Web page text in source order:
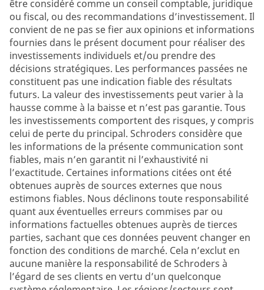
être considéré comme un conseil comptable, juridique
ou fiscal, ou des recommandations d’investissement. Il
convient de ne pas se fier aux opinions et informations
fournies dans le présent document pour réaliser des
investissements individuels et/ou prendre des
décisions stratégiques. Les performances passées ne
constituent pas une indication fiable des résultats
futurs. La valeur des investissements peut varier à la
hausse comme à la baisse et n’est pas garantie. Tous
les investissements comportent des risques, y compris
celui de perte du principal. Schroders considère que
les informations de la présente communication sont
fiables, mais n’en garantit ni l’exhaustivité ni
l’exactitude. Certaines informations citées ont été
obtenues auprès de sources externes que nous
estimons fiables. Nous déclinons toute responsabilité
quant aux éventuelles erreurs commises par ou
informations factuelles obtenues auprès de tierces
parties, sachant que ces données peuvent changer en
fonction des conditions de marché. Cela n’exclut en
aucune manière la responsabilité de Schroders à
l’égard de ses clients en vertu d’un quelconque